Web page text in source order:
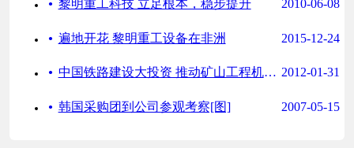
2010-06-08
黎明重工科技 立足根本，稳步提升
· 2015-12-24
遍地开花 黎明重工设备在非洲
· 2012-01-31
中国铁路建设大投资 推动矿山工程机械多元化发展
· 2007-05-15
韩国采购团到公司参观考察[图]